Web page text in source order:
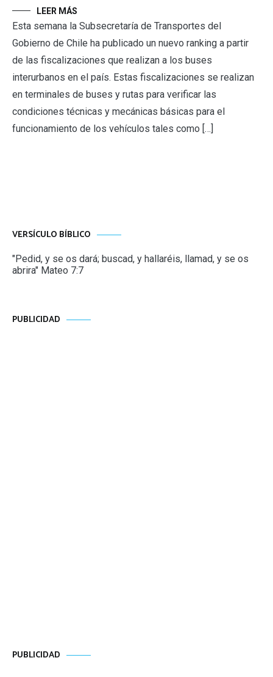
LEER MÁS
Esta semana la Subsecretaría de Transportes del
Gobierno de Chile ha publicado un nuevo ranking a partir
de las fiscalizaciones que realizan a los buses
interurbanos en el país. Estas fiscalizaciones se realizan
en terminales de buses y rutas para verificar las
condiciones técnicas y mecánicas básicas para el
funcionamiento de los vehículos tales como […]
VERSÍCULO BÍBLICO
"Pedid, y se os dará; buscad, y hallaréis, llamad, y se os
abrira" Mateo 7:7
PUBLICIDAD
PUBLICIDAD